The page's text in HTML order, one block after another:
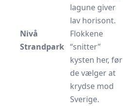
Nivå
Strandpark
lagune giver
lav horisont.
Flokkene
“snitter”
kysten her, før
de vælger at
krydse mod
Sverige.